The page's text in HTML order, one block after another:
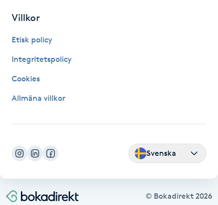
Makeup
Massage
Meditation
Villkor
Etisk policy
Integritetspolicy
Cookies
Allmäna villkor
Svenska
© Bokadirekt 2026